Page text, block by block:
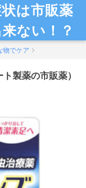
は市販薬
ない！？
物でケア
製薬の市販薬）